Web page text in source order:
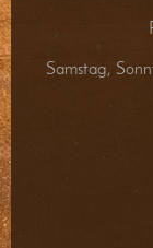
Samstag,